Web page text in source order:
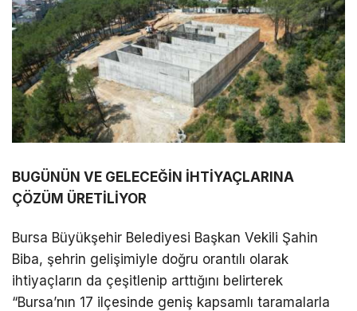
BUGÜNÜN VE GELECEĞİN İHTİYAÇLARINA
ÇÖZÜM ÜRETİLİYOR
Bursa Büyükşehir Belediyesi Başkan Vekili Şahin
Biba, şehrin gelişimiyle doğru orantılı olarak
ihtiyaçların da çeşitlenip arttığını belirterek
“Bursa’nın 17 ilçesinde geniş kapsamlı taramalarla